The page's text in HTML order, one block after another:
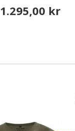
1.295,00 kr